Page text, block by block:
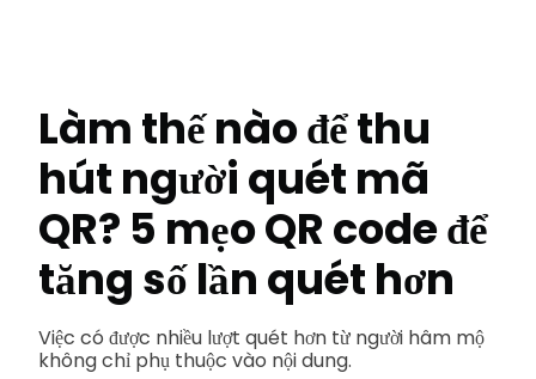
Làm thế nào để thu
hút người quét mã
QR? 5 mẹo QR code để
tăng số lần quét hơn
Việc có được nhiều lượt quét hơn từ người hâm mộ
không chỉ phụ thuộc vào nội dung.